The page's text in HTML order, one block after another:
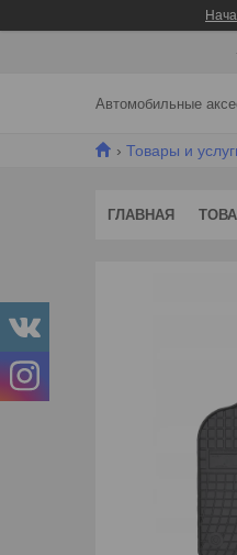
Автомобильные
Товары и
ГЛАВНАЯ